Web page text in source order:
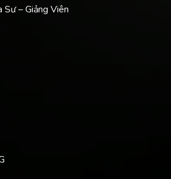
Sư – Giảng Viên